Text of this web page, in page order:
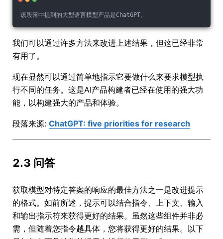
该段落中提到的大型语言模型产品是ChatGPT。
我们可以通过许多方法来改进上述结果，但这已经非常
有用了。
现在显然可以通过简单地指示它要做什么来要求模型执
行不同的任务。这是AI产品构建者已经在使用的强大功
能，以构建强大的产品和体验。
段落来源: ChatGPT: five priorities for research
2.3 问答
获取模型对特定答案的响应的最佳方法之一是改进提示
的格式。如前所述，提示可以结合指令、上下文、输入
和输出指示符来获得更好的结果。虽然这些组件并非必
需，但随着您指令越具体，您将获得更好的结果。以下